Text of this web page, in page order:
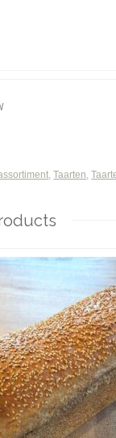
,Taarten,